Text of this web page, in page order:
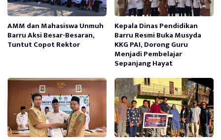
AMM dan Mahasiswa Unmuh
Barru Aksi Besar-Besaran,
Tuntut Copot Rektor
Kepala Dinas Pendidikan
Barru Resmi Buka Musyda
KKG PAI, Dorong Guru
Menjadi Pembelajar
Sepanjang Hayat